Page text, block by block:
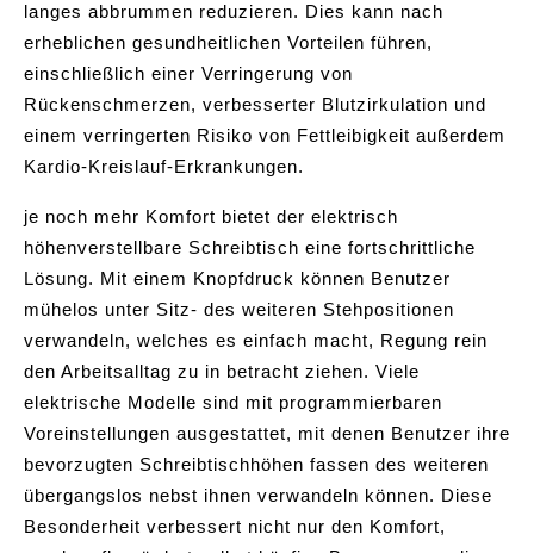
langes abbrummen reduzieren. Dies kann nach
erheblichen gesundheitlichen Vorteilen führen,
einschließlich einer Verringerung von
Rückenschmerzen, verbesserter Blutzirkulation und
einem verringerten Risiko von Fettleibigkeit außerdem
Kardio-Kreislauf-Erkrankungen.
je noch mehr Komfort bietet der elektrisch
höhenverstellbare Schreibtisch eine fortschrittliche
Lösung. Mit einem Knopfdruck können Benutzer
mühelos unter Sitz- des weiteren Stehpositionen
verwandeln, welches es einfach macht, Regung rein
den Arbeitsalltag zu in betracht ziehen. Viele
elektrische Modelle sind mit programmierbaren
Voreinstellungen ausgestattet, mit denen Benutzer ihre
bevorzugten Schreibtischhöhen fassen des weiteren
übergangslos nebst ihnen verwandeln können. Diese
Besonderheit verbessert nicht nur den Komfort,